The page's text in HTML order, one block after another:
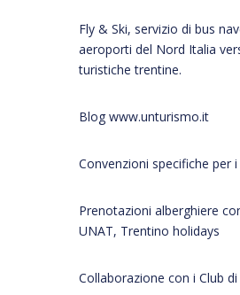
Fly & Ski, servizio di bus
aeroporti del Nord Italia
turistiche trentine.
Blog www.unturismo.it
Convenzioni specifiche per
Prenotazioni alberghiere
UNAT, Trentino holidays
Collaborazione con i Club